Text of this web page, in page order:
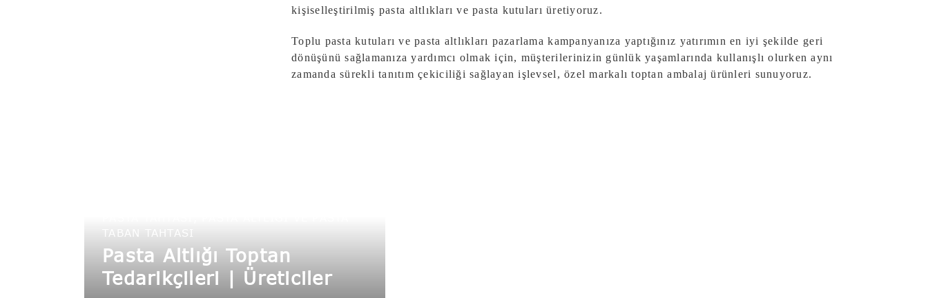
kişiselleştirilmiş pasta altlıkları ve pasta kutuları üretiyoruz.
Toplu pasta kutuları ve pasta altlıkları pazarlama kampanyanıza yaptığınız yatırımın en iyi şekilde geri
dönüşünü sağlamanıza yardımcı olmak için, müşterilerinizin günlük yaşamlarında kullanışlı olurken aynı
zamanda sürekli tanıtım çekiciliği sağlayan işlevsel, özel markalı toptan ambalaj ürünleri sunuyoruz.
TABAN TAHTASI
Pasta Altlığı Toptan
Tedarikçileri | Üreticiler